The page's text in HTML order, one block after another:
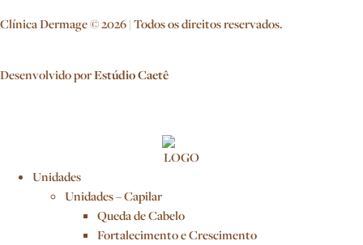
Clínica Dermage © 2026 | Todos os direitos reservados.
Desenvolvido porEstúdio Caetê
Unidades
Unidades – Capilar
Queda de Cabelo
Fortalecimento e Crescimento